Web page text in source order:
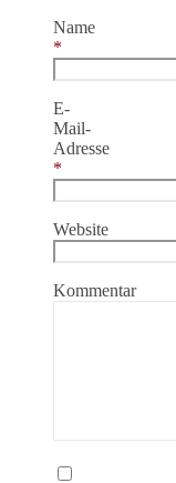
Name
*
E-
Mail-
Adresse
*
Website
Kommentar